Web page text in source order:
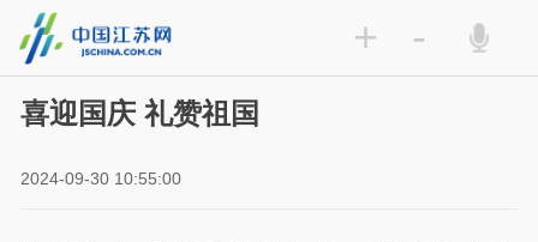
+ -
喜迎国庆 礼赞祖国
2024-09-30 10:55:00